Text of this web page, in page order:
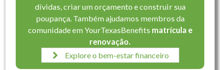
dívidas, criar um orçamento e construir sua
poupança. Também ajudamos membros da
comunidade em YourTexasBenefits matrícula e
renovação.
Explore o bem-estar financeiro